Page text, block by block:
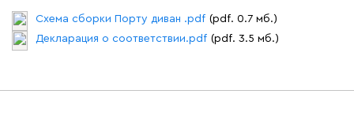
Схема сборки Порту диван .pdf (pdf. 0.7 мб.)
Декларация о соответствии.pdf (pdf. 3.5 мб.)